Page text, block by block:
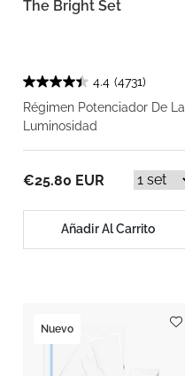
The Bright Set
4.4 (4731)
Régimen Potenciador De La
Luminosidad
€25.80 EUR
Añadir Al Carrito
Nuevo